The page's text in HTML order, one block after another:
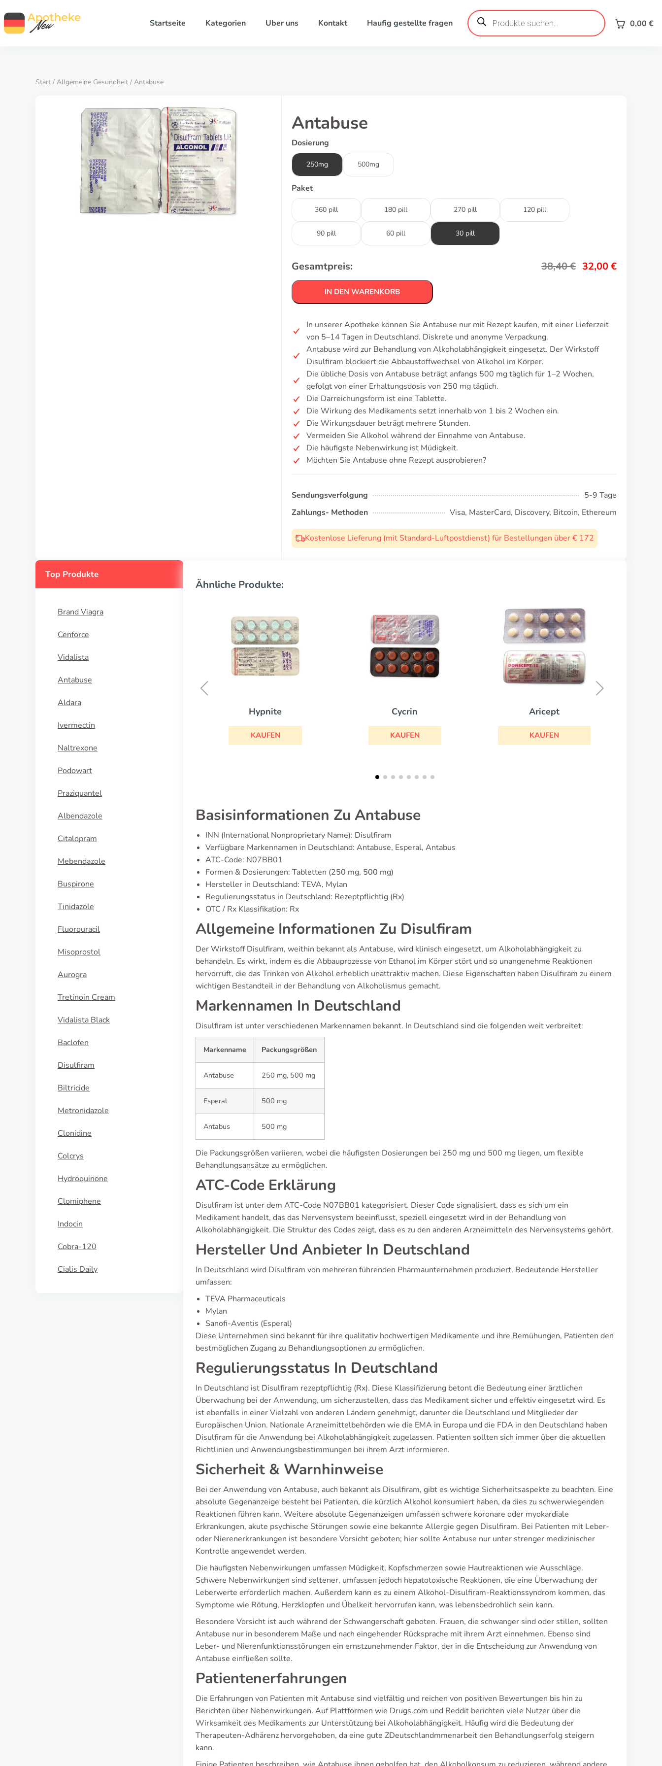
Startseite Kategorien Uber uns Kontakt Haufig gestellte fragen
Products
search 0,00 €
Start / Allgemeine Gesundheit / Antabuse
Antabuse
Dosierung
250mg 500mg
Paket
360 pill 180 pill 270 pill 120 pill
90 pill 60 pill 30 pill
Gesamtpreis: 38,40€ 32,00€
IN DEN WARENKORB
In unserer Apotheke können Sie Antabuse nur mit Rezept kaufen, mit einer Lieferzeit
von 5–14 Tagen in Deutschland. Diskrete und anonyme Verpackung.
Antabuse wird zur Behandlung von Alkoholabhängigkeit eingesetzt. Der Wirkstoff
Disulfiram blockiert die Abbaustoffwechsel von Alkohol im Körper.
Die übliche Dosis von Antabuse beträgt anfangs 500 mg täglich für 1–2 Wochen,
gefolgt von einer Erhaltungsdosis von 250 mg täglich.
Die Darreichungsform ist eine Tablette.
Die Wirkung des Medikaments setzt innerhalb von 1 bis 2 Wochen ein.
Die Wirkungsdauer beträgt mehrere Stunden.
Vermeiden Sie Alkohol während der Einnahme von Antabuse.
Die häufigste Nebenwirkung ist Müdigkeit.
Möchten Sie Antabuse ohne Rezept ausprobieren?
Sendungsverfolgung
5-9 Tage
Zahlungs- Methoden
Visa, MasterCard, Discovery, Bitcoin, Ethereum
Kostenlose Lieferung (mit Standard-Luftpostdienst) für Bestellungen über € 172
Top Produkte
Brand Viagra
Cenforce
Vidalista
Antabuse
Aldara
Ivermectin
Naltrexone
Podowart
Praziquantel
Albendazole
Citalopram
Mebendazole
Buspirone
Tinidazole
Fluorouracil
Misoprostol
Aurogra
Tretinoin Cream
Vidalista Black
Baclofen
Disulfiram
Biltricide
Metronidazole
Clonidine
Colcrys
Hydroquinone
Clomiphene
Indocin
Cobra-120
Cialis Daily
Ähnliche Produkte:
Cycrin
KAUFEN
Aricept
KAUFEN
Topamax
Basisinformationen Zu Antabuse
INN (International Nonproprietary Name): Disulfiram
Verfügbare Markennamen in Deutschland: Antabuse, Esperal, Antabus
ATC-Code: N07BB01
Formen & Dosierungen: Tabletten (250 mg, 500 mg)
Hersteller in Deutschland: TEVA, Mylan
Regulierungsstatus in Deutschland: Rezeptpflichtig (Rx)
OTC / Rx Klassifikation: Rx
Allgemeine Informationen Zu Disulfiram
Der Wirkstoff Disulfiram, weithin bekannt als Antabuse, wird klinisch eingesetzt, um Alkoholabhängigkeit zu
behandeln. Es wirkt, indem es die Abbauprozesse von Ethanol im Körper stört und so unangenehme Reaktionen
hervorruft, die das Trinken von Alkohol erheblich unattraktiv machen. Diese Eigenschaften haben Disulfiram zu einem
wichtigen Bestandteil in der Behandlung von Alkoholismus gemacht.
Markennamen In Deutschland
Disulfiram ist unter verschiedenen Markennamen bekannt. In Deutschland sind die folgenden weit verbreitet:
Markenname Packungsgrößen
Antabuse 250 mg, 500 mg
Esperal 500 mg
Antabus 500 mg
Die Packungsgrößen variieren, wobei die häufigsten Dosierungen bei 250 mg und 500 mg liegen, um flexible
Behandlungsansätze zu ermöglichen.
ATC-Code Erklärung
Disulfiram ist unter dem ATC-Code N07BB01 kategorisiert. Dieser Code signalisiert, dass es sich um ein
Medikament handelt, das das Nervensystem beeinflusst, speziell eingesetzt wird in der Behandlung von
Alkoholabhängigkeit. Die Struktur des Codes zeigt, dass es zu den anderen Arzneimitteln des Nervensystems gehört.
Hersteller Und Anbieter In Deutschland
In Deutschland wird Disulfiram von mehreren führenden Pharmaunternehmen produziert. Bedeutende Hersteller
umfassen:
TEVA Pharmaceuticals
Mylan
Sanofi-Aventis (Esperal)
Diese Unternehmen sind bekannt für ihre qualitativ hochwertigen Medikamente und ihre Bemühungen, Patienten den
bestmöglichen Zugang zu Behandlungsoptionen zu ermöglichen.
Regulierungsstatus In Deutschland
In Deutschland ist Disulfiram rezeptpflichtig (Rx). Diese Klassifizierung betont die Bedeutung einer ärztlichen
Überwachung bei der Anwendung, um sicherzustellen, dass das Medikament sicher und effektiv eingesetzt wird. Es
ist ebenfalls in einer Vielzahl von anderen Ländern genehmigt, darunter die Deutschland und Mitglieder der
Europäischen Union. Nationale Arzneimittelbehörden wie die EMA in Europa und die FDA in den Deutschland haben
Disulfiram für die Anwendung bei Alkoholabhängigkeit zugelassen. Patienten sollten sich immer über die aktuellen
Richtlinien und Anwendungsbestimmungen bei ihrem Arzt informieren.
Sicherheit & Warnhinweise
Bei der Anwendung von Antabuse, auch bekannt als Disulfiram, gibt es wichtige Sicherheitsaspekte zu beachten. Eine
absolute Gegenanzeige besteht bei Patienten, die kürzlich Alkohol konsumiert haben, da dies zu schwerwiegenden
Reaktionen führen kann. Weitere absolute Gegenanzeigen umfassen schwere koronare oder myokardiale
Erkrankungen, akute psychische Störungen sowie eine bekannte Allergie gegen Disulfiram. Bei Patienten mit Leber-
oder Nierenerkrankungen ist besondere Vorsicht geboten; hier sollte Antabuse nur unter strenger medizinischer
Kontrolle angewendet werden.
Die häufigsten Nebenwirkungen umfassen Müdigkeit, Kopfschmerzen sowie Hautreaktionen wie Ausschläge.
Schwere Nebenwirkungen sind seltener, umfassen jedoch hepatotoxische Reaktionen, die eine Überwachung der
Leberwerte erforderlich machen. Außerdem kann es zu einem Alkohol-Disulfiram-Reaktionssyndrom kommen, das
Symptome wie Rötung, Herzklopfen und Übelkeit hervorrufen kann, was lebensbedrohlich sein kann.
Besondere Vorsicht ist auch während der Schwangerschaft geboten. Frauen, die schwanger sind oder stillen, sollten
Antabuse nur in besonderem Maße und nach eingehender Rücksprache mit ihrem Arzt einnehmen. Ebenso sind
Leber- und Nierenfunktionsstörungen ein ernstzunehmender Faktor, der in die Entscheidung zur Anwendung von
Antabuse einfließen sollte.
Patientenerfahrungen
Die Erfahrungen von Patienten mit Antabuse sind vielfältig und reichen von positiven Bewertungen bis hin zu
Berichten über Nebenwirkungen. Auf Plattformen wie Drugs.com und Reddit berichten viele Nutzer über die
Wirksamkeit des Medikaments zur Unterstützung bei Alkoholabhängigkeit. Häufig wird die Bedeutung der
Therapeuten-Adhärenz hervorgehoben, da eine gute ZDeutschlandmmenarbeit den Behandlungserfolg steigern
kann.